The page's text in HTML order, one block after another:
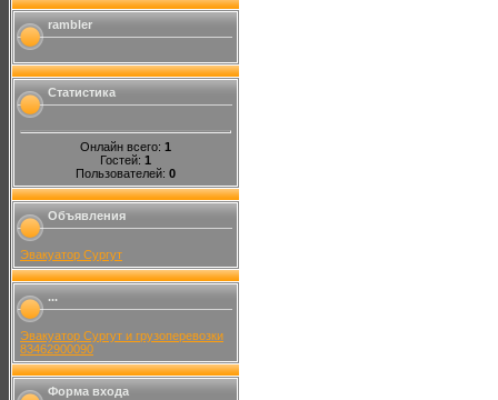
rambler
Статистика
Онлайн всего: 1
Гостей: 1
Пользователей: 0
Объявления
Эвакуатор Сургут
...
Эвакуатор Сургут и грузоперевозки
83462900090
Форма входа